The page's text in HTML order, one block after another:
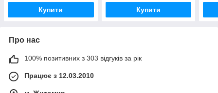
Купити Купити
Про нас
100% позитивних з 303 відгуків за рік
Працює з 12.03.2010